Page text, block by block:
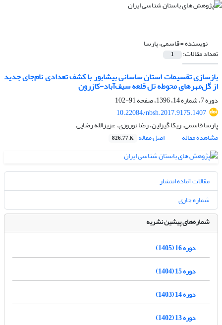
نویسنده =قاسمی، پارسا
تعداد مقالات: 1
بازسازی تقسیمات استان ساسانی بیشابور با کشف تعدادی نام‌جای جدید
از گل‌مهرهای محوطه تل قلعه سیف‌آباد-کازرون
دوره 7، شماره 14، 1396، صفحه
91-102
10.22084/nbsh.2017.9175.1407
پارسا قاسمی، ریکا گیزلین، رضا نوروزی، عزیزالله رضایی
مشاهده مقاله
اصل مقاله 826.77 K
مقالات آماده انتشار
شماره جاری
شماره‌های پیشین نشریه
دوره 16 (1405)
دوره 15 (1404)
دوره 14 (1403)
دوره 13 (1402)